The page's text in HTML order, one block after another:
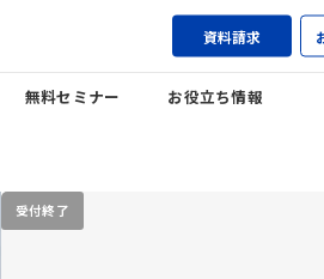
資料請求
無料セミナー お役立ち情報
受付終了